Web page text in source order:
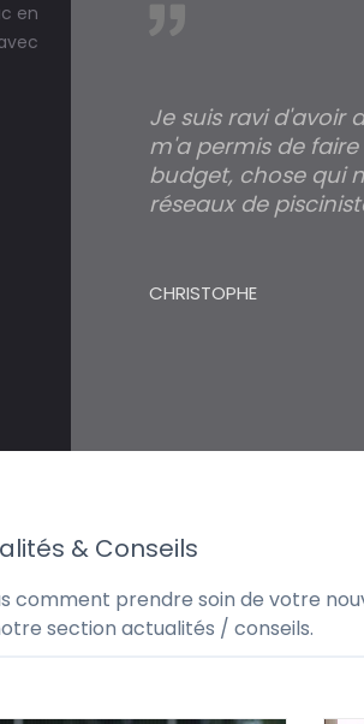
en
bien
Je suis ravi d'avoir
m'a permis de
budget, chose qui
réseaux de
CHRISTOPHE
& Conseils
comment prendre soin de votre
section actualités / conseils.